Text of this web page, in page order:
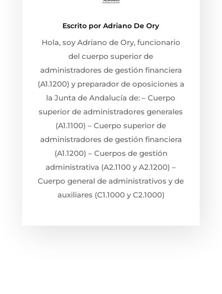
Escrito porAdriano De Ory
Hola, soy Adriano de Ory, funcionario
del cuerpo superior de
administradores de gestión financiera
(A1.1200) y preparador de oposiciones a
la Junta de Andalucía de: – Cuerpo
superior de administradores generales
(A1.1100) – Cuerpo superior de
administradores de gestión financiera
(A1.1200) – Cuerpos de gestión
administrativa (A2.1100 y A2.1200) –
Cuerpo general de administrativos y de
auxiliares (C1.1000 y C2.1000)